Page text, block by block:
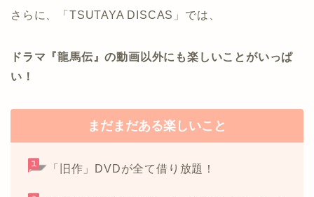
さらに、「TSUTAYA DISCAS」では、
ドラマ『龍馬伝』の動画以外にも楽しいことがいっぱ
い！
まだまだある楽しいこと
「旧作」DVDが全て借り放題！